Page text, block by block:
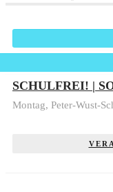
SCHULFREI! |
Montag, Peter-Wust-